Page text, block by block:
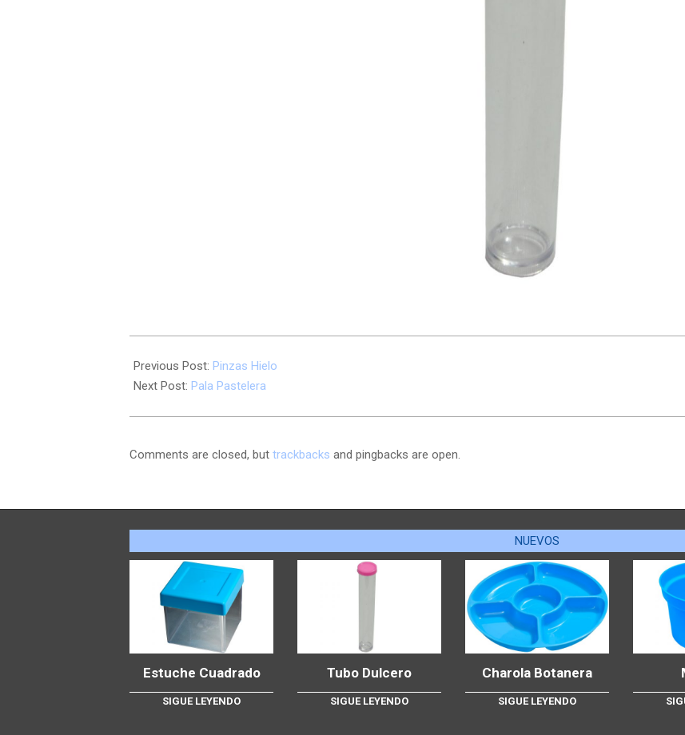
Previous Post: Pinzas Hielo
Next Post: Pala Pastelera
Comments are closed, but trackbacks and pingbacks are open.
NUEVOS
Estuche Cuadrado
SIGUE LEYENDO
Tubo Dulcero
SIGUE LEYENDO
Charola Botanera
SIGUE LEYENDO